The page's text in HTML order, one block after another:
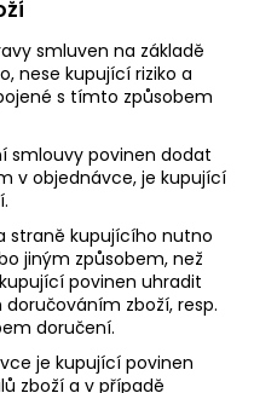
smluven na základě
nese kupující riziko a
s tímto způsobem
smlouvy povinen dodat
v objednávce, je kupující
straně kupujícího nutno
jiným způsobem, než
povinen uhradit
zboží, resp.
doručení.
je kupující povinen
zboží a v případě